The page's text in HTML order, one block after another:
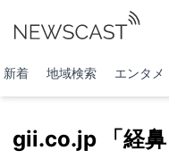
新着 地域検索 エンタメ
gii.co.jp 「経